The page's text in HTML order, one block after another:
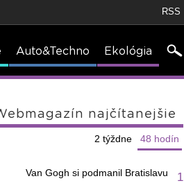
RSS
Auto&Techno Ekológia
najčítanejšie
48 hodín
2 týždne
1
Van Gogh si podmanil Bratislavu